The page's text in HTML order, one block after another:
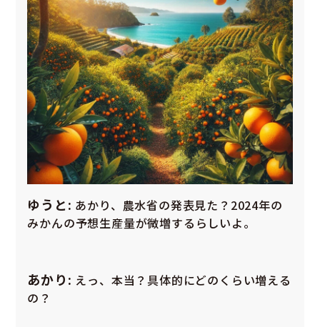
ゆうと: あかり、農水省の発表見た？2024年の
みかんの予想生産量が微増するらしいよ。
あかり: えっ、本当？具体的にどのくらい増える
の？